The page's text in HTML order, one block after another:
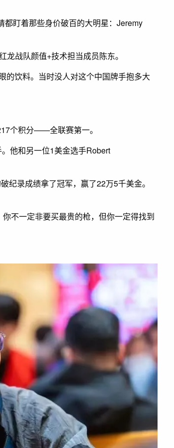
盯着那些身价破百的大明星：Jeremy
战队颜值+技术担当成员陈东。
的饮料。当时没人对这个中国牌手抱多大
个积分——全联赛第一。
他和另一位1美金选手Robert
纪录成绩拿了冠军，赢了22万5千美金。
不一定非要买最贵的枪，但你一定得找到